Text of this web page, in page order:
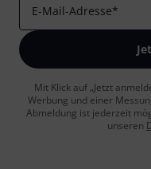
E-Mail-Adresse*
Mit Klick auf „Jetzt
Werbung und einer
Abmeldung ist jederzeit
unseren